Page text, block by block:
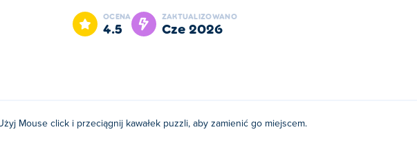
innych. Czy potrafisz zebrać je wszystkie i ogarnąć chaos?
upuść go na innym elemencie, aby zmienić ich położenie.
OCENA
4.5
ZAKTUALIZOWANO
cze 2026
Mouse click i przeciągnij kawałek puzzli, aby zamienić go miejscem.